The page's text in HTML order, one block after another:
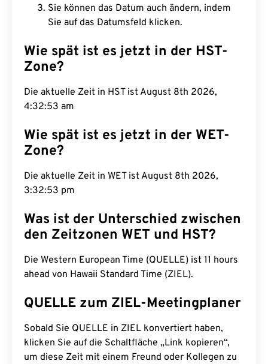
Sie können das Datum auch ändern, indem
Sie auf das Datumsfeld klicken.
Wie spät ist es jetzt in der HST-
Zone?
Die aktuelle Zeit in HST ist August 8th 2026,
4:32:54 am
Wie spät ist es jetzt in der WET-
Zone?
Die aktuelle Zeit in WET ist August 8th 2026,
3:32:54 pm
Was ist der Unterschied zwischen
den Zeitzonen WET und HST?
Die Western European Time (QUELLE) ist 11 hours
ahead von Hawaii Standard Time (ZIEL).
QUELLE zum ZIEL-Meetingplaner
Sobald Sie QUELLE in ZIEL konvertiert haben,
klicken Sie auf die Schaltfläche „Link kopieren“,
um diese Zeit mit einem Freund oder Kollegen zu